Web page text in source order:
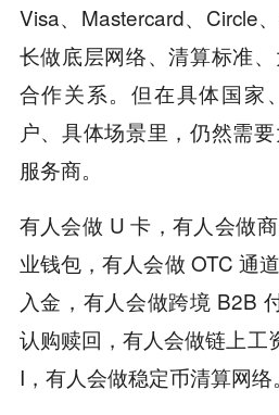
Visa、Mastercard、Circle
长做底层网络、清算标准
合作关系。但在具体国家
户、具体场景里，仍然需
服务商。
有人会做 U 卡，有人会做
业钱包，有人会做 OTC 通
入金，有人会做跨境 B2B
认购赎回，有人会做链上工
I，有人会做稳定币清算网络。